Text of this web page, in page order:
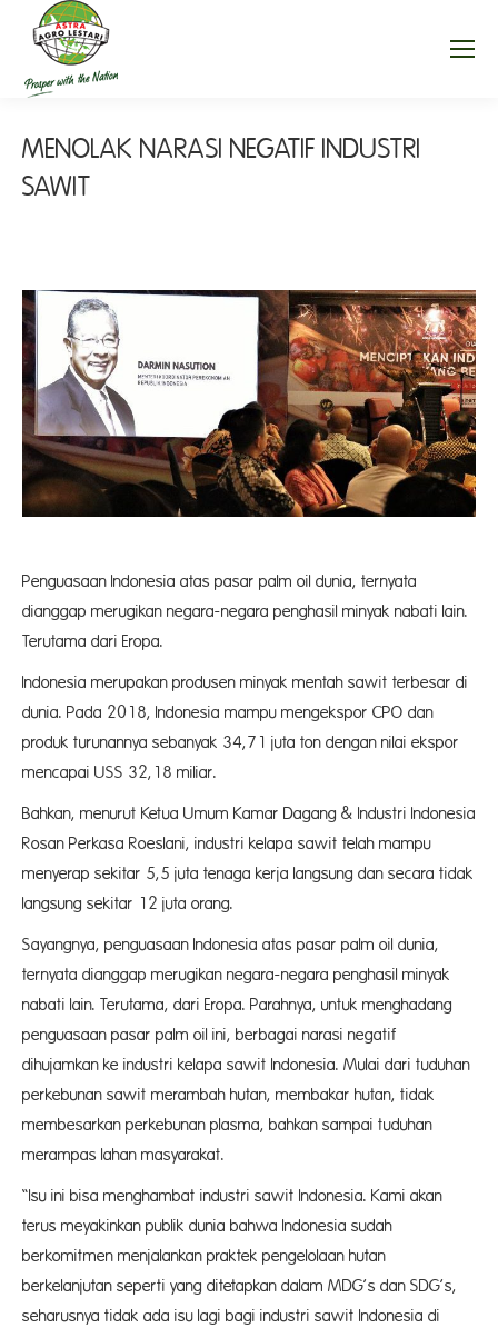
MENOLAK NARASI NEGATIF INDUSTRI
SAWIT
Penguasaan Indonesia atas pasar palm oil dunia, ternyata
dianggap merugikan negara-negara penghasil minyak nabati lain.
Terutama dari Eropa.
Indonesia merupakan produsen minyak mentah sawit terbesar di
dunia. Pada 2018, Indonesia mampu mengekspor CPO dan
produk turunannya sebanyak 34,71 juta ton dengan nilai ekspor
mencapai USS 32,18 miliar.
Bahkan, menurut Ketua Umum Kamar Dagang & Industri Indonesia
Rosan Perkasa Roeslani, industri kelapa sawit telah mampu
menyerap sekitar 5,5 juta tenaga kerja langsung dan secara tidak
langsung sekitar 12 juta orang.
Sayangnya, penguasaan Indonesia atas pasar palm oil dunia,
ternyata dianggap merugikan negara-negara penghasil minyak
nabati lain. Terutama, dari Eropa. Parahnya, untuk menghadang
penguasaan pasar palm oil ini, berbagai narasi negatif
dihujamkan ke industri kelapa sawit Indonesia. Mulai dari tuduhan
perkebunan sawit merambah hutan, membakar hutan, tidak
membesarkan perkebunan plasma, bahkan sampai tuduhan
merampas lahan masyarakat.
“Isu ini bisa menghambat industri sawit Indonesia. Kami akan
terus meyakinkan publik dunia bahwa Indonesia sudah
berkomitmen menjalankan praktek pengelolaan hutan
berkelanjutan seperti yang ditetapkan dalam MDG’s dan SDG’s,
seharusnya tidak ada isu lagi bagi industri sawit Indonesia di